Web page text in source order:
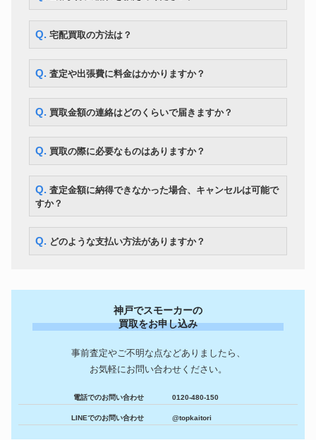
Q. 宅配買取の方法は？
Q. 査定や出張費に料金はかかりますか？
Q. 買取金額の連絡はどのくらいで届きますか？
Q. 買取の際に必要なものはありますか？
Q. 査定金額に納得できなかった場合、キャンセルは可能で
すか？
Q. どのような支払い方法がありますか？
神戸でスモーカーの
買取をお申し込み
事前査定やご不明な点などありましたら、
お気軽にお問い合わせください。
電話でのお問い合わせ 0120-480-150
LINEでのお問い合わせ @topkaitori